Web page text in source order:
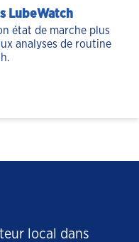
LubeWatch
état de marche plus
analyses de routine
local dans